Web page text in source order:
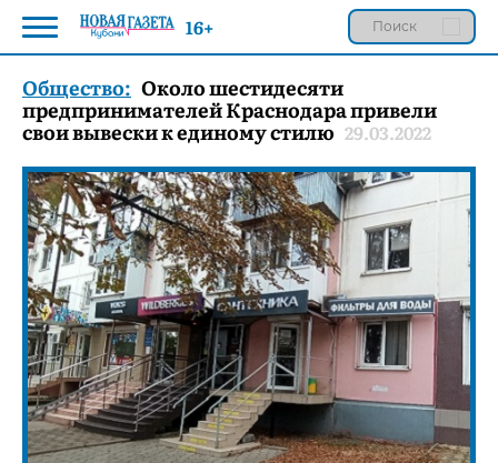
Общество: Около шестидесяти
предпринимателей Краснодара привели
свои вывески к единому стилю 29.03.2022
16+